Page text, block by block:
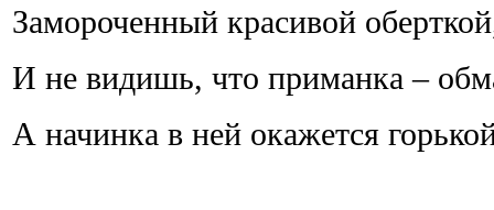
Замороченный красивой
И не видишь, что приманка –
А начинка в ней окажется